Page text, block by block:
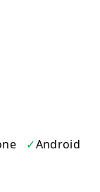
Android